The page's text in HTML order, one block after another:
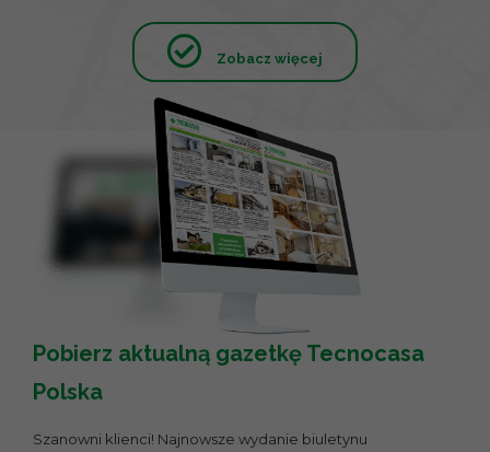
Zobacz więcej
Pobierz aktualną gazetkę Tecnocasa
Polska
Szanowni klienci! Najnowsze wydanie biuletynu